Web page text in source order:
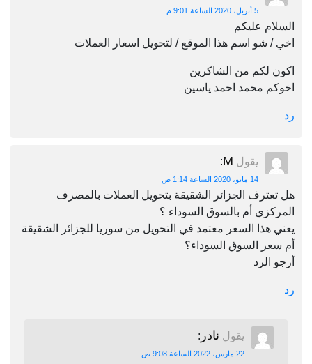
5 أبريل، 2020 الساعة 9:01 م
السلام عليكم
اخي / شو اسم هذا الموقع / لتحويل اسعار العملات
اكون لكم من الشاكرين
اخوكم محمد احمد ياسين
رد
يقول M
:
14 مايو، 2020 الساعة 1:14 ص
هل تعترف الجزائر الشقيقة بتحويل العملات بالمصرف
المركزي أم بالسوق السوداء ؟
يعني هذا السعر معتمد في التحويل من سوريا للجزائر الشقيقة
أم سعر السوق السوداء؟
أرجو الرد
رد
يقول نادر :
22 مارس، 2022 الساعة 9:08 ص